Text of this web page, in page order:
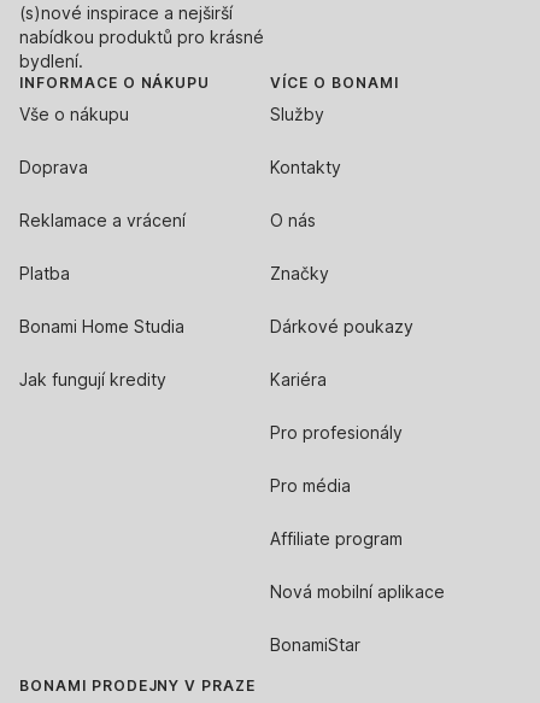
(s)nové inspirace a nejširší
nabídkou produktů pro krásné
bydlení.
INFORMACE O NÁKUPU
Vše o nákupu
Doprava
Reklamace a vrácení
Platba
Bonami Home Studia
Jak fungují kredity
VÍCE O BONAMI
Služby
Kontakty
O nás
Značky
Dárkové poukazy
Kariéra
Pro profesionály
Pro média
Affiliate program
Nová mobilní aplikace
BonamiStar
BONAMI PRODEJNY V PRAZE